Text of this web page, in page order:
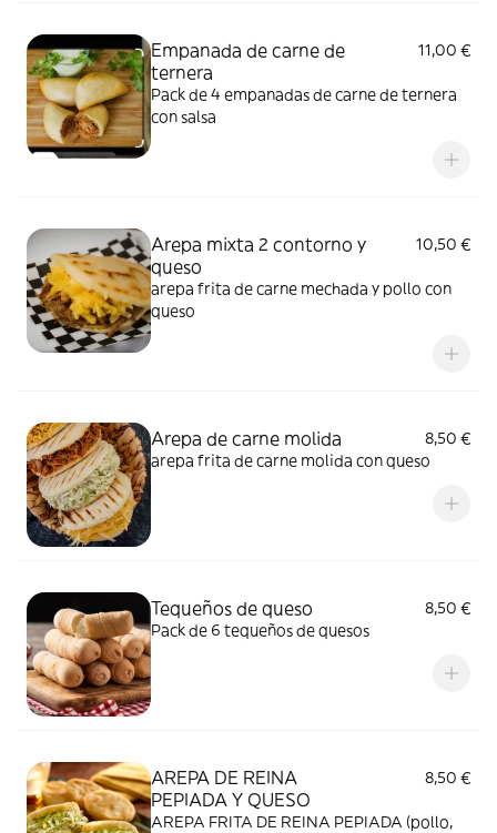
Empanada de carne de
ternera
11,00 €
Pack de 4 empanadas de carne de ternera
con salsa
Arepa mixta 2 contorno y
queso
10,50 €
arepa frita de carne mechada y pollo con
queso
Arepa de carne molida
8,50 €
arepa frita de carne molida con queso
Tequeños de queso
8,50 €
Pack de 6 tequeños de quesos
AREPA DE REINA
PEPIADA Y QUESO
8,50 €
AREPA FRITA DE REINA PEPIADA (pollo,